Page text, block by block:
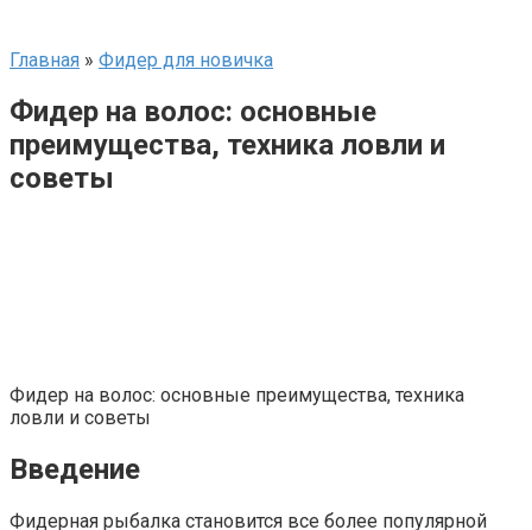
Главная » Фидер для новичка
Фидер на волос: основные
преимущества, техника ловли и
советы
Фидер на волос: основные преимущества, техника
ловли и советы
Введение
Фидерная рыбалка становится все более популярной